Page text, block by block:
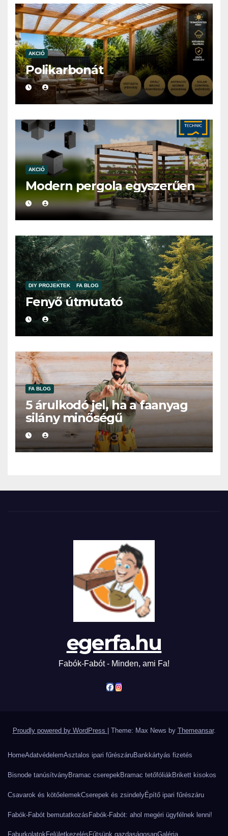
AKCIÓ
Polikarbonát
AKCIÓ
Modern pergola egyszerűen
DIY PROJEKTEK FA BLOG
Fenyő útmutató
FA BLOG
5 árulkodó jel, ha a faanyag
silány minőségű
egerfa.hu
Fabók-Fabót - Minden, ami Fa!
Proudly powered by WordPress Theme: Max News by Themeansar.
HomeAdatvédelemAsztalos ipari fűrészáruBankkártyás fizetés
Bisnode tanúsítványBramac cserepekBramac tetőfóliákBrikett kisokos
Csavarok és kötőelemekCserepek és zsindelyÉpítő ipari fűrészáru
Fabók-Fabót bemutatkozásFabók-Fabót: ahol megéri ügyfélnek lenni!
Faburkolatok Felületkezelés Fűtsünk gazdaságosanGaléria